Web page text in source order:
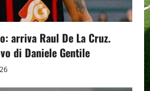
arriva Raul De La Cruz.
di Daniele Gentile